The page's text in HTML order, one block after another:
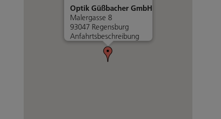
Optik Güßbacher GmbH
Malergasse 8
93047 Regensburg
Anfahrtsbeschreibung